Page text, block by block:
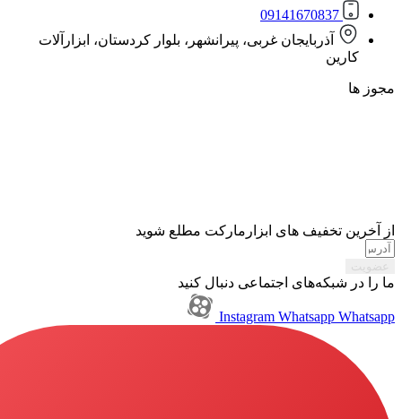
آذربایجان غربی، پیرانشهر، بلوار کردستان، ابزارآلات
های ابزارمارکت مطلع شوید
اجتماعی دنبال کنید
Instagram Whatsapp